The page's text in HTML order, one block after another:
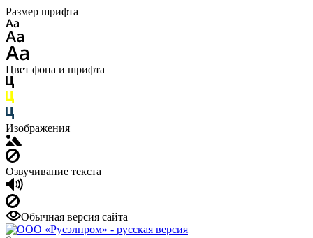
Размер шрифта
Цвет фона и шрифта
Изображения
Озвучивание текста
Обычная версия сайта